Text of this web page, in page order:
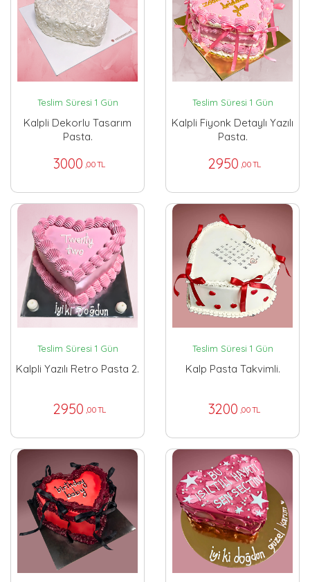
Teslim Süresi 1 Gün
Kalpli Dekorlu Tasarım
Pasta.
3000 ,00 TL
Teslim Süresi 1 Gün
Kalpli Fiyonk Detaylı Yazılı
Pasta.
2950 ,00 TL
Teslim Süresi 1 Gün
Kalpli Yazılı Retro Pasta 2.
2950 ,00 TL
Teslim Süresi 1 Gün
Kalp Pasta Takvimli.
3200 ,00 TL